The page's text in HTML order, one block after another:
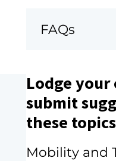
FAQs
Lodge
submit
these
Mobility and